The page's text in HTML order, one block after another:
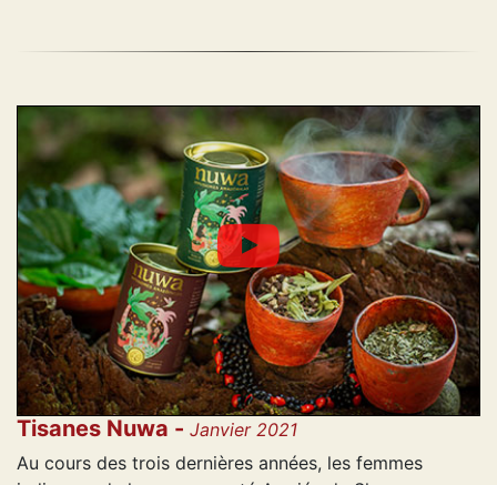
Tisanes Nuwa - Janvier 2021
Au cours des trois dernières années, les femmes